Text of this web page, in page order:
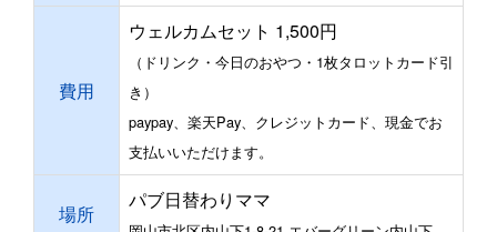
費用
ウェルカムセット 1,500円
（ドリンク・今日のおやつ・1枚タロットカード引
き）
paypay、楽天Pay、クレジットカード、現金でお
支払いいただけます。
場所
パブ日替わりママ